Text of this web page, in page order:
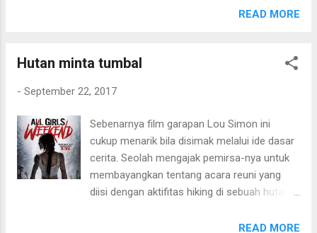
berubah menjadi poros teror. Keseluruhan,
namun punya kesegaran dalam
menampilkan...
dengan baik. Meskipun pihak penculik sudah
bukan siapa yang menculik, melainkan alasan
dan korban. Skema ceritanya tidak berat atau
yaitu penculikan tidak dicampur aduk dengan
konflik lain. Lapisan konflik bila dibuat grafik,
seperti membentuk kurva U. Dari titik awal
kemudian berlarut-larut menjadi rumit lalu
pelan-pelan menemui titik terang klimaks.
READ MORE
Hutan minta tumbal
- September 22, 2017
Sebenarnya film garapan Lou Simon ini
cukup menarik bila disimak melalui ide dasar
cerita. Seolah mengajak pemirsa-nya untuk
membayangkan tentang acara reuni yang
diisi dengan aktifitas hiking di sebuah hutan.
menjadi kenangan acara reuni berubahREAD MORE